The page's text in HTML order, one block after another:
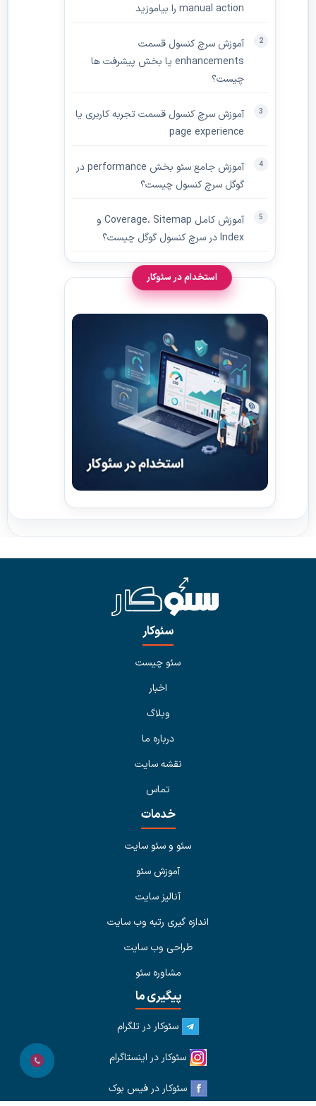
manual action را بیاموزید
آموزش سرچ کنسول قسمت
enhancements یا بخش پیشرفت ها
چیست؟
آموزش سرچ کنسول قسمت تجربه کاربری یا
page experience
آموزش جامع سئو بخش performance در
گوگل سرچ کنسول چیست؟
آموزش کامل Coverage، Sitemap و
Index در سرچ کنسول گوگل چیست؟
استخدام در سئوکار
سئوکار
سئو چیست
اخبار
وبلاگ
درباره ما
نقشه سایت
تماس
خدمات
سئو و سئو سایت
آموزش سئو
آنالیز سایت
اندازه گیری رتبه وب سایت
طراحی وب سایت
مشاوره سئو
پیگیری ما
سئوکار در تلگرام
سئوکار در اینستاگرام
سئوکار در فیس بوک